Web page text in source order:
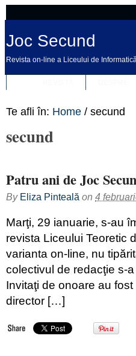
Joc Secund
Revista on-line a Liceului de
Te afli în: Home / secund
secund
Patru ani de Joc
By Eliza Pinteală on 4
Marţi, 29 ianuarie, s-au
revista Liceului Teoretic
varianta on-line, nu
colectivul de redacţie s-
Invitaţi de onoare au
director […]